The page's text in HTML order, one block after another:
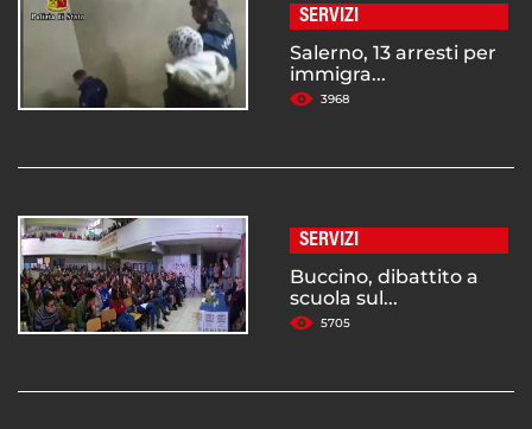
SERVIZI
Salerno, 13 arresti per
immigra...
3968
SERVIZI
Buccino, dibattito a
scuola sul...
5705